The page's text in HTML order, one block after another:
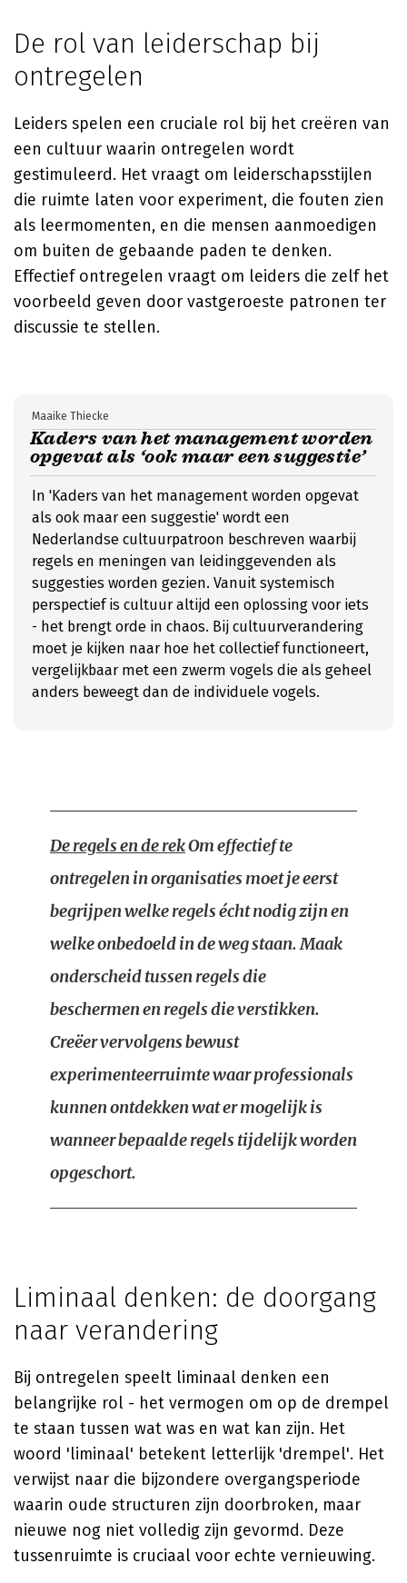
De rol van leiderschap bij
ontregelen
Leiders spelen een cruciale rol bij het creëren van
een cultuur waarin ontregelen wordt
gestimuleerd. Het vraagt om leiderschapsstijlen
die ruimte laten voor experiment, die fouten zien
als leermomenten, en die mensen aanmoedigen
om buiten de gebaande paden te denken.
Effectief ontregelen vraagt om leiders die zelf het
voorbeeld geven door vastgeroeste patronen ter
discussie te stellen.
Kaders van het management worden
opgevat als ‘ook maar een suggestie’
Maaike Thiecke
In 'Kaders van het management worden opgevat
als ook maar een suggestie' wordt een
Nederlandse cultuurpatroon beschreven waarbij
regels en meningen van leidinggevenden als
suggesties worden gezien. Vanuit systemisch
perspectief is cultuur altijd een oplossing voor iets
- het brengt orde in chaos. Bij cultuurverandering
moet je kijken naar hoe het collectief functioneert,
vergelijkbaar met een zwerm vogels die als geheel
anders beweegt dan de individuele vogels.
De regels en de rekOm effectief te
ontregelen in organisaties moet je eerst
begrijpen welke regels écht nodig zijn en
welke onbedoeld in de weg staan. Maak
onderscheid tussen regels die
beschermen en regels die verstikken.
Creëer vervolgens bewust
experimenteerruimte waar professionals
kunnen ontdekken wat er mogelijk is
wanneer bepaalde regels tijdelijk worden
opgeschort.
Liminaal denken: de doorgang
naar verandering
Bij ontregelen speelt liminaal denken een
belangrijke rol - het vermogen om op de drempel
te staan tussen wat was en wat kan zijn. Het
woord 'liminaal' betekent letterlijk 'drempel'. Het
verwijst naar die bijzondere overgangsperiode
waarin oude structuren zijn doorbroken, maar
nieuwe nog niet volledig zijn gevormd. Deze
tussenruimte is cruciaal voor echte vernieuwing.